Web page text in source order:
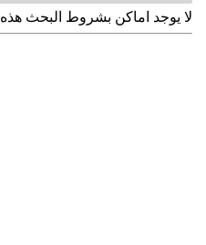
لا يوجد اماكن بشروط البحث هذه